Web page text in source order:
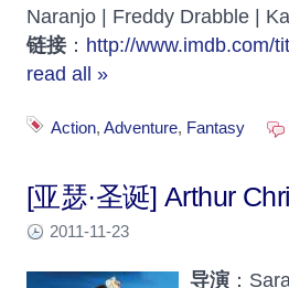
Naranjo | Freddy Drabble |
链接 ： http://www.imdb.com/
read all »
Action, Adventure, Fantasy
[亚瑟·圣诞] Arthur
2011-11-23
导演 ：